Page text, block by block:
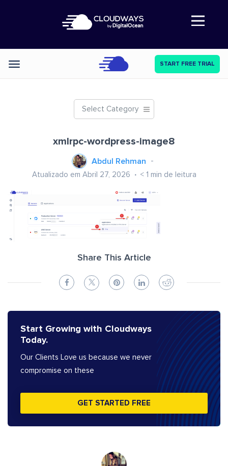
Abre a navegação
Categories START FREE TRIAL
Select Category
xmlrpc-wordpress-image8
Abdul Rehman
Atualizado em Abril 27, 2026 < 1 min de leitura
Share This Article
Start Growing with Cloudways
Today.
Our Clients Love us because we never
compromise on these
GET STARTED FREE